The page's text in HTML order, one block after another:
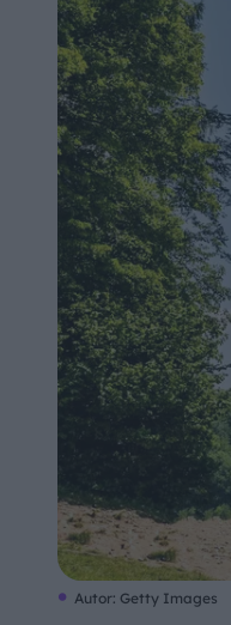
Autor: Getty Images